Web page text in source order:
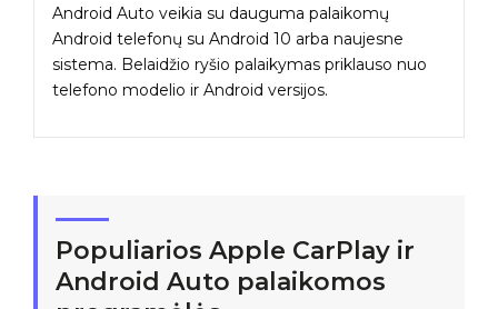
Android Auto veikia su dauguma palaikomų
Android telefonų su Android 10 arba naujesne
sistema. Belaidžio ryšio palaikymas priklauso nuo
telefono modelio ir Android versijos.
Populiarios Apple CarPlay ir
Android Auto palaikomos